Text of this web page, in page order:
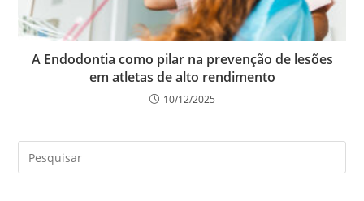
A Endodontia como pilar na prevenção de lesões
em atletas de alto rendimento
10/12/2025